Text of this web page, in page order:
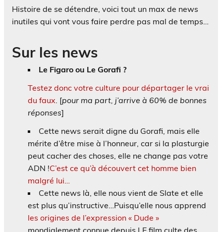
Histoire de se détendre, voici tout un max de news
inutiles qui vont vous faire perdre pas mal de temps…
Sur les news
Le Figaro ou Le Gorafi ?
Testez donc votre culture pour départager le vrai
du faux . [pour ma part, j’arrive à 60% de bonnes
réponses]
Cette news serait digne du Gorafi, mais elle
mérite d’être mise à l’honneur, car si la plasturgie
peut cacher des choses, elle ne change pas votre
ADN !C’est ce qu’à découvert cet homme bien
malgré lui…
Cette news là, elle nous vient de Slate et elle
est plus qu’instructive…Puisqu’elle nous apprend
les origines de l’expression « Dude »
mondialement connue depuis LE film culte des